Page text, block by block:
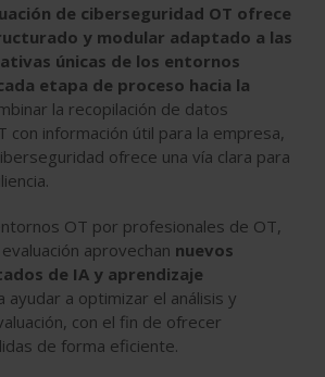
de ciberseguridad OT ofrece
y modular adaptado a las
únicas de los entornos
etapa de proceso hacia la
la recopilación de datos
con información útil para la empresa,
ofrece una vía clara para
OT por profesionales de OT,
aprovechan nuevos
de IA y aprendizaje
ayudar a optimizar el análisis y
con el fin de ofrecer
de forma eficiente.